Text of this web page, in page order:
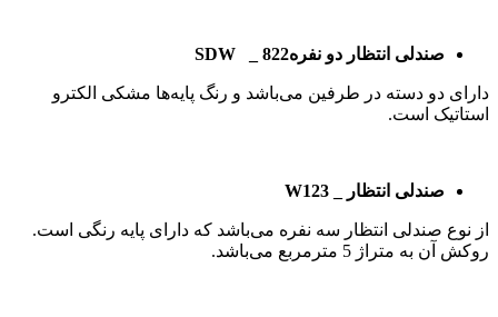
صندلی انتظار دو نفره SDW _ 822
دارای دو دسته در طرفین می‌باشد و رنگ پایه‌ها مشکی الکترو
استاتیک است.
صندلی انتظار _ W123
از نوع صندلی انتظار سه نفره می‌باشد که دارای پایه رنگی است.
روکش آن به متراژ 5 مترمربع می‌باشد.